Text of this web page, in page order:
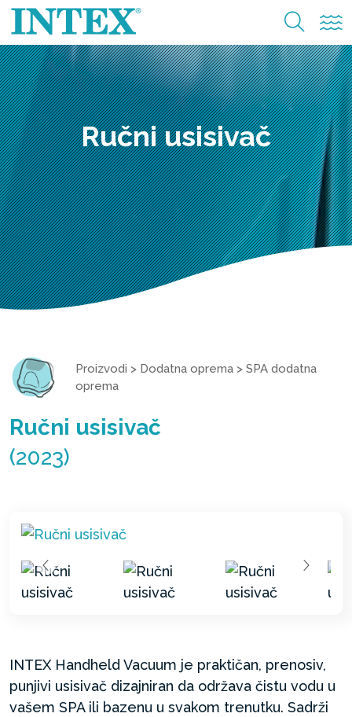
Ručni usisivač
Proizvodi > Dodatna oprema > SPA dodatna
oprema
Ručni usisivač
(2023)
INTEX Handheld Vacuum je praktičan, prenosiv,
punjivi usisivač dizajniran da održava čistu vodu u
vašem SPA ili bazenu u svakom trenutku. Sadrži